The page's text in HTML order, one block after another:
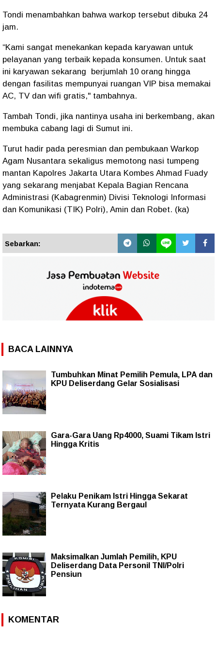
Tondi menambahkan bahwa warkop tersebut dibuka 24
jam.
“Kami sangat menekankan kepada karyawan untuk
pelayanan yang terbaik kepada konsumen. Untuk saat
ini karyawan sekarang berjumlah 10 orang hingga
dengan fasilitas mempunyai ruangan VIP bisa memakai
AC, TV dan wifi gratis," tambahnya.
Tambah Tondi, jika nantinya usaha ini berkembang, akan
membuka cabang lagi di Sumut ini.
Turut hadir pada peresmian dan pembukaan Warkop
Agam Nusantara sekaligus memotong nasi tumpeng
mantan Kapolres Jakarta Utara Kombes Ahmad Fuady
yang sekarang menjabat Kepala Bagian Rencana
Administrasi (Kabagrenmin) Divisi Teknologi Informasi
dan Komunikasi (TIK) Polri), Amin dan Robet. (ka)
Sebarkan:
BACA LAINNYA
Tumbuhkan Minat Pemilih Pemula, LPA dan
KPU Deliserdang Gelar Sosialisasi
Gara-Gara Uang Rp4000, Suami Tikam Istri
Hingga Kritis
Pelaku Penikam Istri Hingga Sekarat
Ternyata Kurang Bergaul
Maksimalkan Jumlah Pemilih, KPU
Deliserdang Data Personil TNI/Polri
Pensiun
KOMENTAR